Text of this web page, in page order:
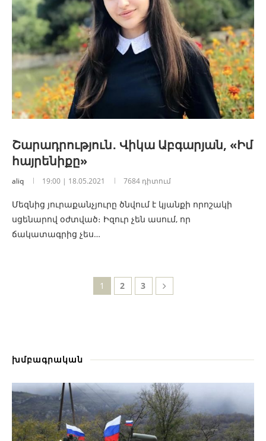
Շարադրություն․ Վիկա Աբգարյան, «Իմ
հայրենիքը»
aliq 19:00 | 18.05.2021 7684 դիտում
Մեզնից յուրաքանչյուրը ծնվում է կյանքի որոշակի
սցենարով օժտված։ Իզուր չեն ասում, որ
ճակատագրից չես…
1 2 3
խմբագրական